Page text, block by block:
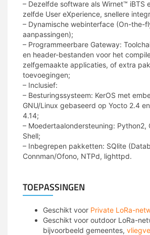
– Dezelfde software als Wirnet™ iBTS
zelfde User eXperience, snellere
– Dynamische webinterface (On-the-
aanpassingen);
– Programmeerbare Gateway:
en header-bestanden voor het
zelfgemaakte applicaties, of extra
toevoegingen;
– Inclusief:
– Besturingssysteem: KerOS met
GNU/Linux gebaseerd op Yocto 2.4
4.14;
– Moedertaalondersteuning: Python2,
Shell;
– Inbegrepen pakketten: SQlite
Connman/Ofono, NTPd, lighttpd.
TOEPASSINGEN
Geschikt voor Private LoRa-
Geschikt voor outdoor LoRa-
bijvoorbeeld gemeentes,